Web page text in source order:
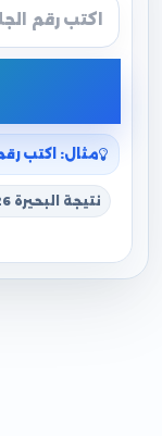
مثال: اكتب رقم
نتيجة البحيرة 2026